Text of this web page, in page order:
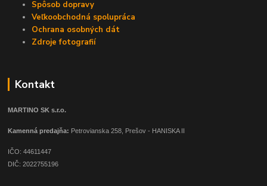
Spôsob dopravy
Veľkoobchodná spolupráca
Ochrana osobných dát
Zdroje fotografií
Kontakt
MARTINO SK s.r.o.
Kamenná predajňa: Petrovianska 258, Prešov - HANISKA II
IČO: 44611447
DIČ: 2022755196